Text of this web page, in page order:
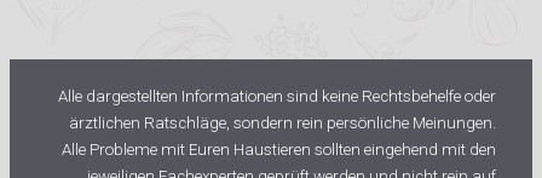
Alle dargestellten Informationen sind keine Rechtsbehelfe oder
ärztlichen Ratschläge, sondern rein persönliche Meinungen.
Alle Probleme mit Euren Haustieren sollten eingehend mit den